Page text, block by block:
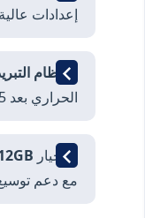
إعدادات
✅ نظام
الحراري بعد 45 دقيقة لعب.
✅ خيار
مع دعم توسيع